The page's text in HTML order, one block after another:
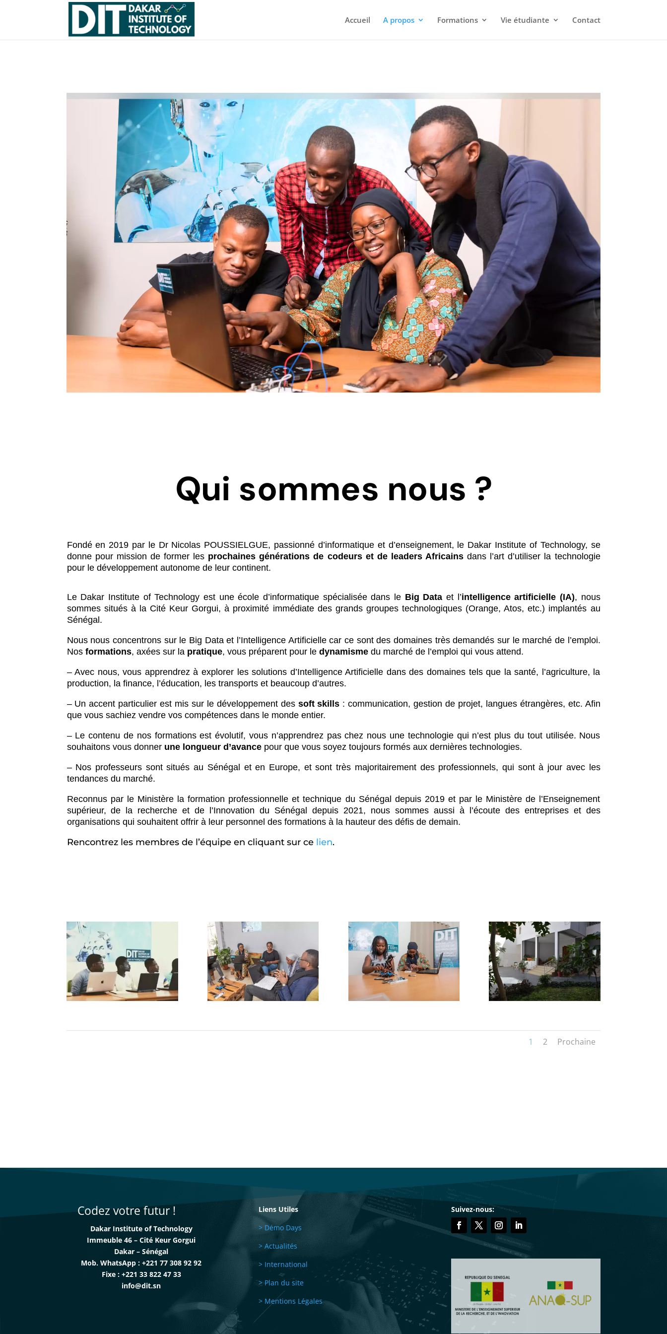
Accueil A propos Formations Vie étudiante Contact
Qui sommes nous ?
Fondé en 2019 par le Dr Nicolas POUSSIELGUE, passionné d’informatique et d’enseignement, le Dakar Institute of Technology, se
donne pour mission de former les prochaines générations de codeurs et de leaders Africainsdans l’art d’utiliser la technologie
pour le développement autonome de leur continent.
Le Dakar Institute of Technology est une école d’informatique spécialisée dans le Big Data et l’intelligence artificielle (IA), nous
sommes situés à la Cité Keur Gorgui, à proximité immédiate des grands groupes technologiques (Orange, Atos, etc.) implantés au
Sénégal.
Nous nous concentrons sur le Big Data et l’Intelligence Artificielle car ce sont des domaines très demandés sur le marché de l’emploi.
Nos formations, axées sur la pratique, vous préparent pour le dynamismedu marché de l’emploi qui vous attend.
– Avec nous, vous apprendrez à explorer les solutions d’Intelligence Artificielle dans des domaines tels que la santé, l’agriculture, la
production, la finance, l’éducation, les transports et beaucoup d’autres.
– Un accent particulier est mis sur le développement des soft skills : communication, gestion de projet, langues étrangères, etc. Afin
que vous sachiez vendre vos compétences dans le monde entier.
– Le contenu de nos formations est évolutif, vous n’apprendrez pas chez nous une technologie qui n’est plus du tout utilisée. Nous
souhaitons vous donner une longueur d’avancepour que vous soyez toujours formés aux dernières technologies.
– Nos professeurs sont situés au Sénégal et en Europe, et sont très majoritairement des professionnels, qui sont à jour avec les
tendances du marché.
Reconnus par le Ministère la formation professionnelle et technique du Sénégal depuis 2019 et par le Ministère de l’Enseignement
supérieur, de la recherche et de l’Innovation du Sénégal depuis 2021, nous sommes aussi à l’écoute des entreprises et des
organisations qui souhaitent offrir à leur personnel des formations à la hauteur des défis de demain.
Rencontrez les membres de l’équipe en cliquant sur ce lien.
1 2 Prochaine
Codez votre futur !
Dakar Institute of Technology
Immeuble 46 – Cité Keur Gorgui
Dakar – Sénégal
Mob. WhatsApp : +221 77 308 92 92
Fixe : +221 33 822 47 33
info@dit.sn
Liens Utiles
> Démo Days
> Actualités
> International
> Plan du site
> Mentions Légales
Suivez-nous: